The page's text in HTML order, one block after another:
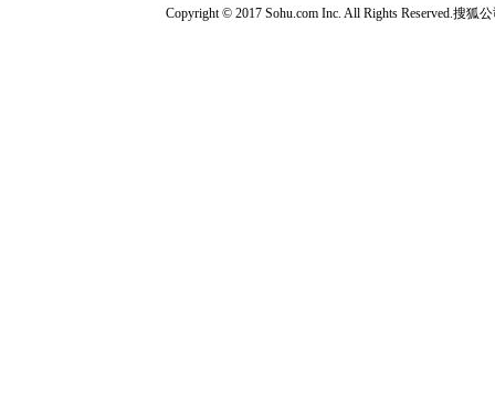
Copyright © 2017 Sohu.com Inc. All Rights Reserved.搜狐